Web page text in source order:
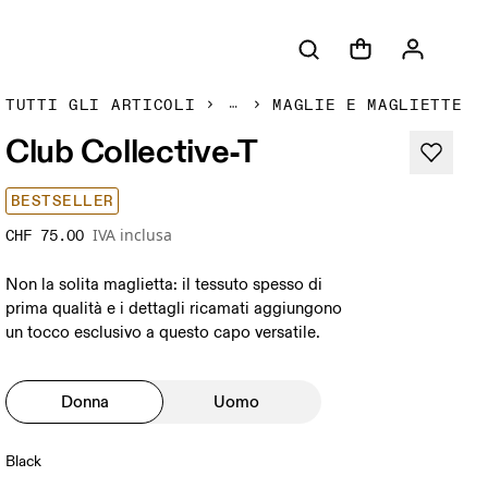
TUTTI GLI ARTICOLI MAGLIE E MAGLIETTE
Club Collective-T
BESTSELLER
CHF 75.00 IVA inclusa
Non la solita maglietta: il tessuto spesso di
prima qualità e i dettagli ricamati aggiungono
un tocco esclusivo a questo capo versatile.
Donna Uomo
Black